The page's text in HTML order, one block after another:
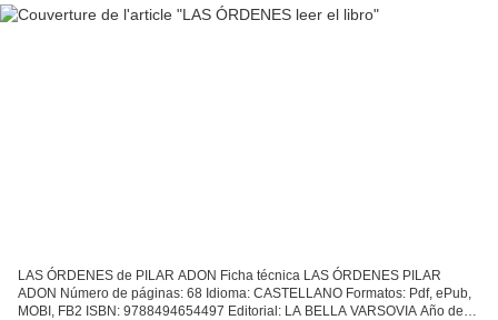
LAS ÓRDENES de PILAR ADON Ficha técnica LAS ÓRDENES PILAR
ADON Número de páginas: 68 Idioma: CASTELLANO Formatos: Pdf, ePub,
MOBI, FB2 ISBN: 9788494654497 Editorial: LA BELLA VARSOVIA Año de